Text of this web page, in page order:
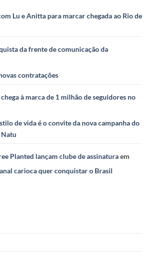
Lu e Anitta para marcar chegada ao Rio de
da frente de comunicação da
contratações
à marca de 1 milhão de seguidores no
de vida é o convite da nova campanha do
Planted lançam clube de assinaturaem
carioca quer conquistar o Brasil